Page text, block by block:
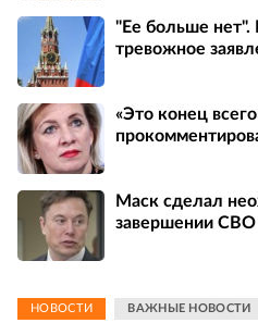
"Ее больше
тревожное
«Это конец
Маск сделал
завершении СВО
НОВОСТИ ВАЖНЫЕ НОВОСТИ